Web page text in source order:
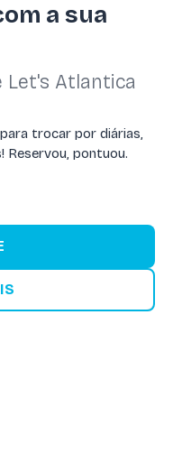
a sua
Let's Atlantica
para trocar por diárias,
pontuou.